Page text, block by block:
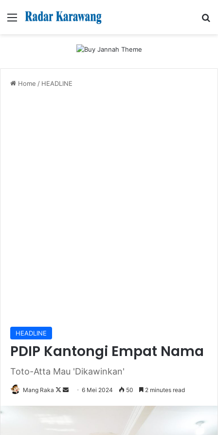
Menu
Home / HEADLINE
HEADLINE
PDIP Kantongi Empat Nama
Toto-Atta Mau 'Dikawinkan'
Mang Raka
Follow
Send6 Mei 2024 50 2 minutes read